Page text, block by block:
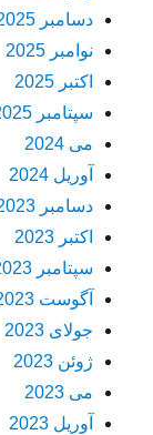
دسامبر 2025
نوامبر 2025
اکتبر 2025
سپتامبر 2025
می 2024
آوریل 2024
دسامبر 2023
اکتبر 2023
سپتامبر 2023
آگوست 2023
جولای 2023
ژوئن 2023
می 2023
آوریل 2023